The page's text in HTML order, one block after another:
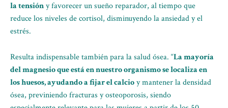
la tensióny favorecer un sueño reparador, al tiempo que
reduce los niveles de cortisol, disminuyendo la ansiedad y el
estrés.
Resulta indispensable también para la salud ósea. “La mayoría
del magnesio que está en nuestro organismo se localiza en
los huesos, ayudando a fijar el calcioy mantener la densidad
ósea, previniendo fracturas y osteoporosis, siendo